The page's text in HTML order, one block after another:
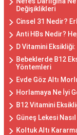
Değişiklikleri
Cinsel 31 Nedir?
Anti HBs Nedir?
D Vitamini
Bebeklerde B12
Yöntemleri
Evde Göz Altı
Horlamaya Ne İyi
B12 Vitamini
Güneş Lekesi
Koltuk Altı